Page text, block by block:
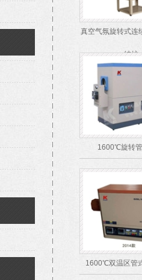
真空气氛旋转式连
1600℃旋转
1600℃双温区管